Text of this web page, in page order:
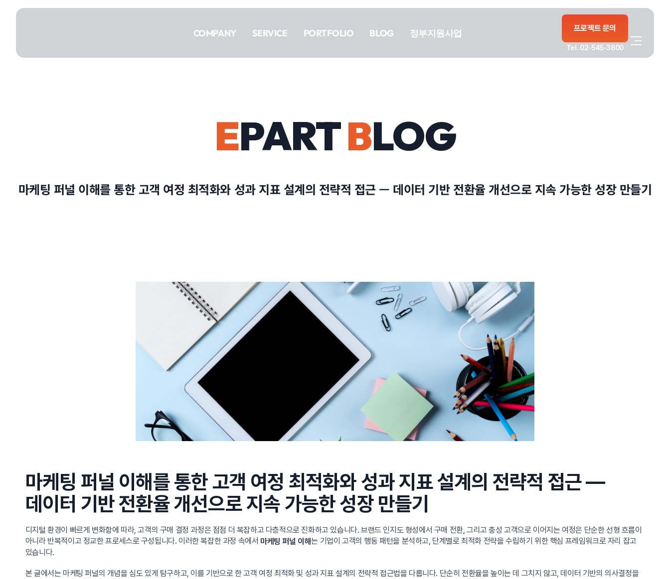
건너뛰기
COMPANY SERVICE PORTFOLIO BLOG 정부지원사업 프로젝트 문의
Tel. 02-545-3800
PORTFOLIO
EPARTBLOG
마케팅 퍼널 이해를 통한 고객 여정 최적화와 성과 지표 설계의 전략적 접근 — 데이터 기반 전환율 개선으로 지속 가능한 성장 만들기
마케팅 퍼널 이해를 통한 고객 여정 최적화와 성과 지표 설계의 전략적 접근 —
데이터 기반 전환율 개선으로 지속 가능한 성장 만들기
디지털 환경이 빠르게 변화함에 따라, 고객의 구매 결정 과정은 점점 더 복잡하고 다층적으로 진화하고 있습니다. 브랜드 인지도 형성에서 구매 전환, 그리고 충성 고객으로 이어지는 여정은 단순한 선형 흐름이
아니라 반복적이고 정교한 프로세스로 구성됩니다. 이러한 복잡한 과정 속에서 마케팅 퍼널 이해는 기업이 고객의 행동 패턴을 분석하고, 단계별로 최적화 전략을 수립하기 위한 핵심 프레임워크로 자리 잡고
있습니다.
본 글에서는 마케팅 퍼널의 개념을 심도 있게 탐구하고, 이를 기반으로 한 고객 여정 최적화 및 성과 지표 설계의 전략적 접근법을 다룹니다. 단순히 전환율을 높이는 데 그치지 않고, 데이터 기반의 의사결정을